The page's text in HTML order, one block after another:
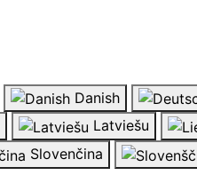
Danish
Latviešu
Slovenčina